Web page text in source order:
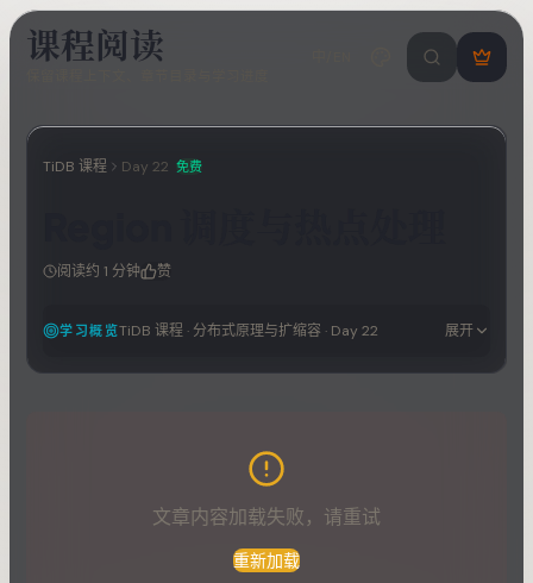
课程阅读
搜索课程 /
登
TiDB 课程 Day22 免费
阅读约 1 分钟 赞
学习概览TiDB 课程 · 分布式原理与扩缩容 · Day22 展开
文章内容加载失败，请重试
重新加载